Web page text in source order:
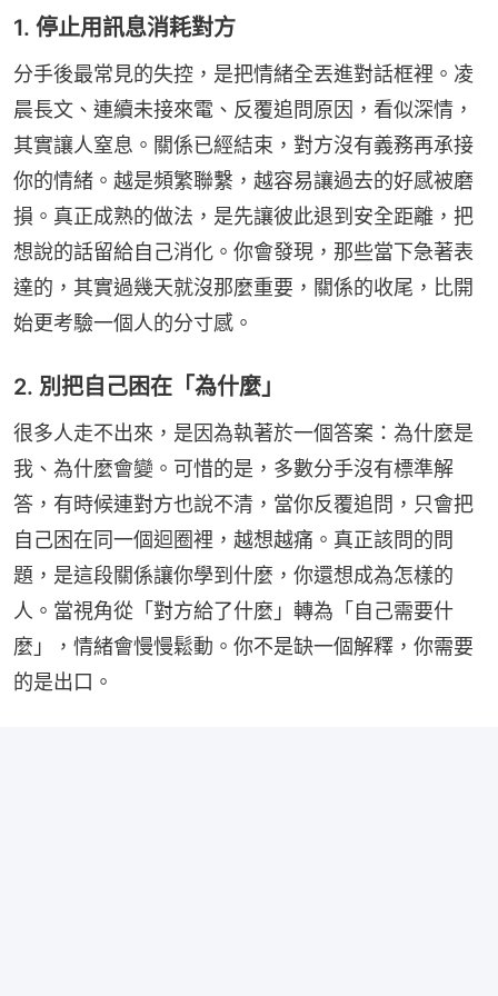
1. 停止用訊息消耗對方
分手後最常見的失控，是把情緒全丟進對話框裡。凌
晨長文、連續未接來電、反覆追問原因，看似深情，
其實讓人窒息。關係已經結束，對方沒有義務再承接
你的情緒。越是頻繁聯繫，越容易讓過去的好感被磨
損。真正成熟的做法，是先讓彼此退到安全距離，把
想說的話留給自己消化。你會發現，那些當下急著表
達的，其實過幾天就沒那麼重要，關係的收尾，比開
始更考驗一個人的分寸感。
2. 別把自己困在「為什麼」
很多人走不出來，是因為執著於一個答案：為什麼是
我、為什麼會變。可惜的是，多數分手沒有標準解
答，有時候連對方也說不清，當你反覆追問，只會把
自己困在同一個迴圈裡，越想越痛。真正該問的問
題，是這段關係讓你學到什麼，你還想成為怎樣的
人。當視角從「對方給了什麼」轉為「自己需要什
麼」，情緒會慢慢鬆動。你不是缺一個解釋，你需要
的是出口。